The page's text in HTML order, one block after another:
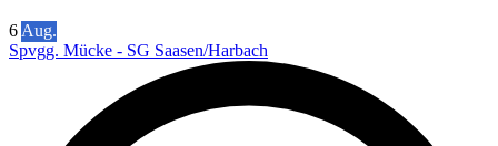
6 Aug.
Spvgg. Mücke - SG Saasen/Harbach